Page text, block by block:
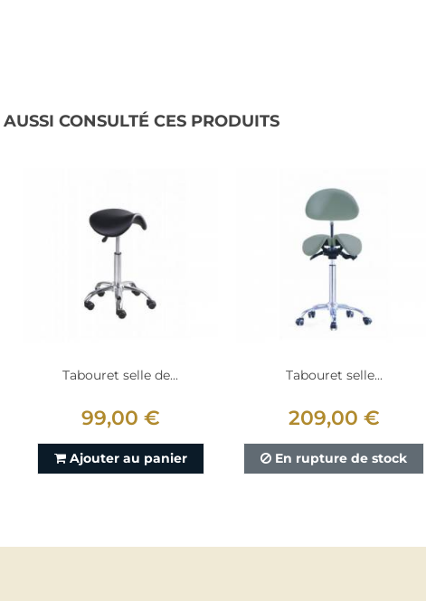
CONSULTÉ CES PRODUITS
Tabouret selle de...
99,00 €
Ajouter au panier
Tabouret selle...
209,00 €
En rupture de stock